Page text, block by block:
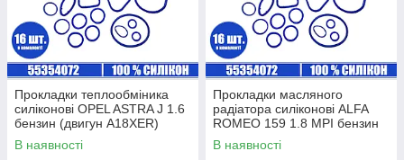
Прокладки теплообміника
силіконові OPEL ASTRA J 1.6
бензин (двигун A18XER)
комплект 16 шт.
В наявності
Прокладки масляного
радіатора силіконові ALFA
ROMEO 159 1.8 MPI бензин
(двигун 939A4.000) комплект
16 шт.
В наявності